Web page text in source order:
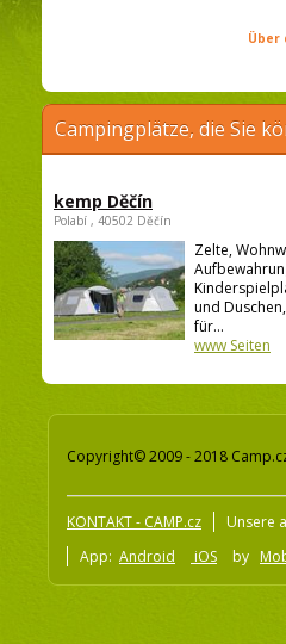
Über
Campingplätze, die Sie
kemp Děčín
Polabí , 40502 Děčín
Zelte,
und
für...
www Seiten
Copyright© 2009 - 2018
KONTAKT - CAMP.cz Unsere
App: Android iOS by